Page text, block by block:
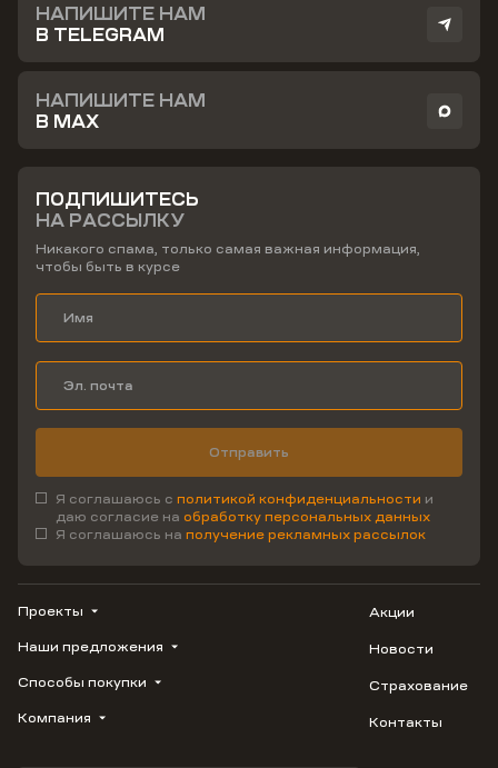
НАПИШИТЕ НАМ
В TELEGRAM
НАПИШИТЕ НАМ
В MAX
ПОДПИШИТЕСЬ
НА РАССЫЛКУ
Никакого спама, только самая важная информация,
чтобы быть в курсе
Отправить
Я соглашаюсь с политикой конфиденциальности и
даю согласие на обработку персональных данных
Я соглашаюсь на получение рекламных рассылок
Проекты
ВЕРН
1799
Наши предложения
Купить квартиру
Студию
Способы покупки
Трейд-ин
Компания
Акции
Новости
Страхование
Контакты